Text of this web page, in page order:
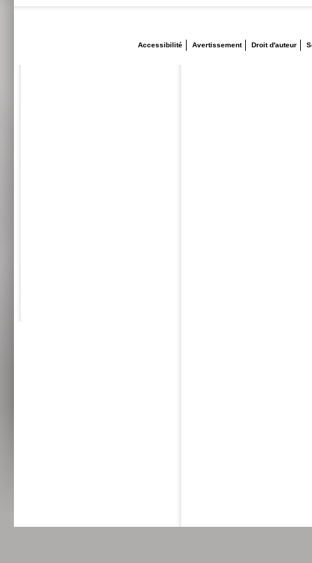
Accessibilité Avertissement Droit d'auteur